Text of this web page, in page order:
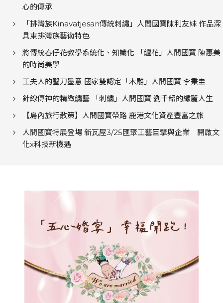
心的傳承
「排灣族Kinavatjesan傳統刺繡」人間國寶陳利友妹 作品深
具東排灣族藝術特色
將傳統春仔花教學系統化、知識化 「纏花」人間國寶 陳惠美
的時尚美學
工夫人的鑿刀墨意 國家雙認定「木雕」人間國寶 李秉圭
針線傳神的精緻繡藝 「刺繡」人間國寶 劉千韶的繡麗人生
【島內旅行散策】人間國寶帶路 鹿港文化資產豐富之旅
人間國寶特展登場 新瓦屋3/25匯聚工藝巨擘與企業 開啟文
化x科技新機遇